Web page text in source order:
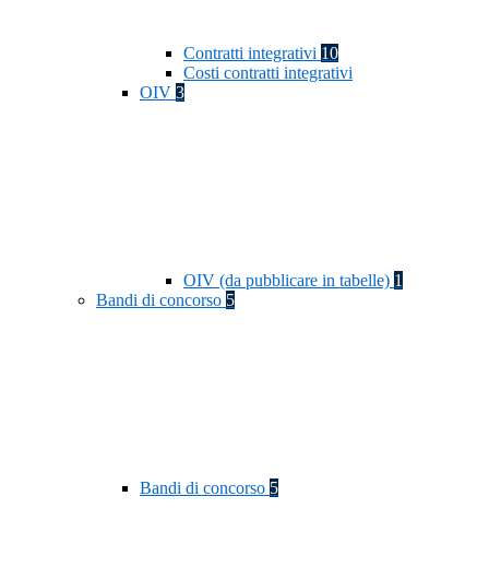
Contratti integrativi 10
Costi contratti integrativi
OIV 3
OIV (da pubblicare in tabelle) 1
Bandi di concorso 5
Bandi di concorso 5